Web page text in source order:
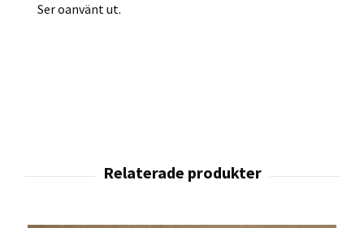
Ser oanvänt ut.